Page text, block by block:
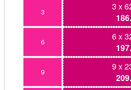
3
3 x
6
6 x
9
9 x